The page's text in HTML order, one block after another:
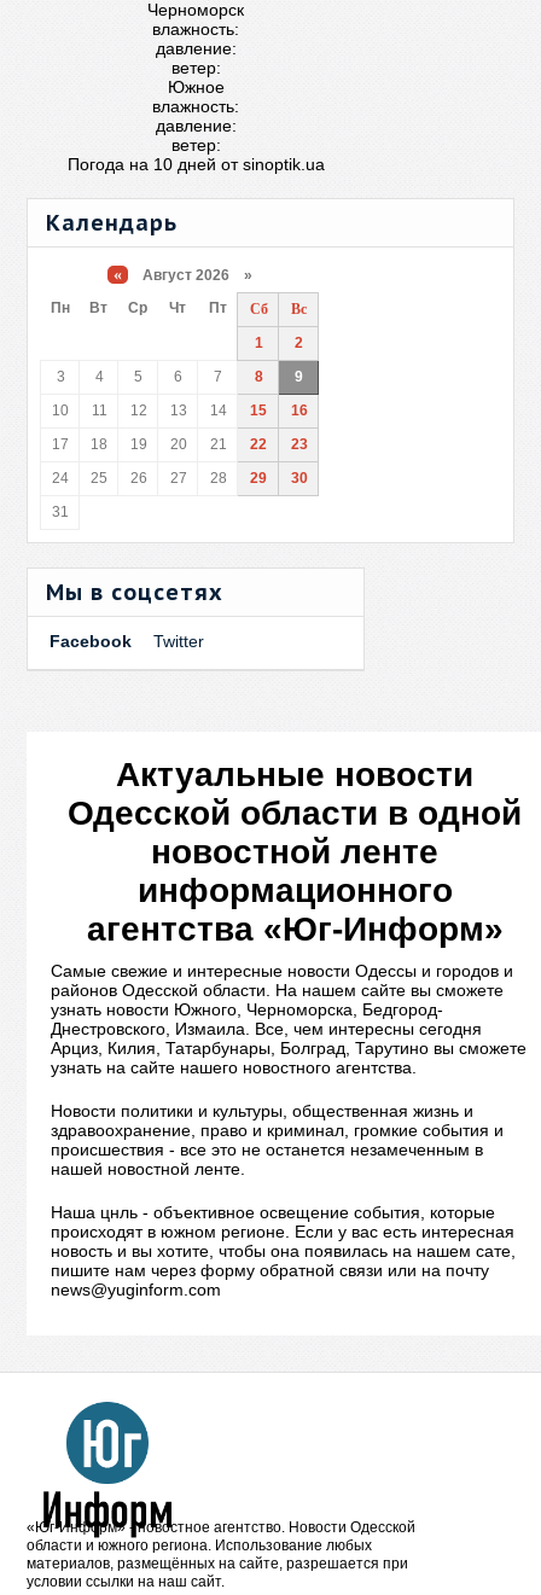
Черноморск
влажность:
давление:
ветер:
Южное
влажность:
давление:
ветер:
Погода на 10 дней отsinoptik.ua
Календарь
« Август 2026 »
Пн
Вт Ср Чт Пт Сб
Вс
1
2
3
4 5 6 7 8
9
10
11 12 13 14 15
16
17
18 19 20 21 22
23
24
25 26 27 28 29
30
31
Мы в соцсетях
Facebook Twitter
Актуальные новости
Одесской области в одной
новостной ленте
информационного
агентства «Юг-Информ»
Самые свежие и интересные новости Одессы и городов и
районов Одесской области. На нашем сайте вы сможете
узнать новости Южного, Черноморска, Бедгород-
Днестровского, Измаила. Все, чем интересны сегодня
Арциз, Килия, Татарбунары, Болград, Тарутино вы сможете
узнать на сайте нашего новостного агентства.
Новости политики и культуры, общественная жизнь и
здравоохранение, право и криминал, громкие события и
происшествия - все это не останется незамеченным в
нашей новостной ленте.
Наша цнль - объективное освещение события, которые
происходят в южном регионе. Если у вас есть интересная
новость и вы хотите, чтобы она появилась на нашем сате,
пишите нам через форму обратной связи или на почту
news@yuginform.com
«Юг-Информ» - новостное агентство. Новости Одесской
области и южного региона. Использование любых
материалов, размещённых на сайте, разрешается при
условии ссылки на наш сайт.